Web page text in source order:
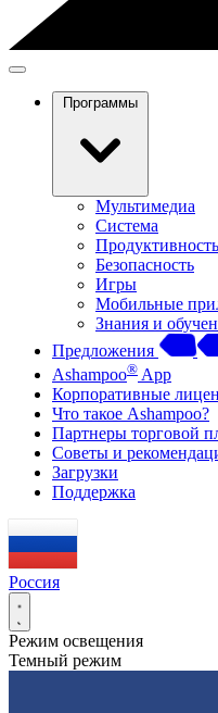
Программы
Мультимедиа
Система
Продуктивность
Безопасность
Игры
Мобильные
Знания и
Предложения
Ashampoo® App
Корпоративные
Что такое Ashampoo?
Партнеры торговой
Советы и
Загрузки
Поддержка
Россия
Режим освещения
Темный режим